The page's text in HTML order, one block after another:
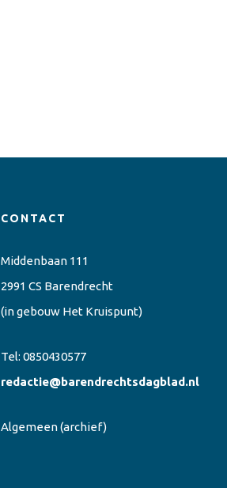
CONTACT
Middenbaan 111
2991 CS Barendrecht
(in gebouw Het Kruispunt)
Tel: 0850430577
redactie@barendrechtsdagblad.nl
Algemeen(archief)